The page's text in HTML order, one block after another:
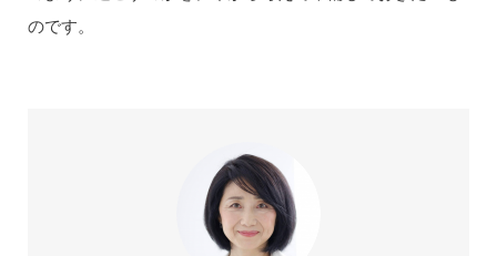
のです。